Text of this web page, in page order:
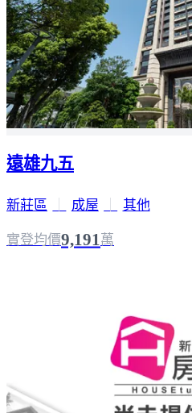
遠雄九五
新莊區 成屋 其他
實登均價9,191 萬